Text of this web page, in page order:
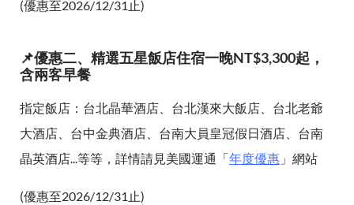
(優惠至2026/12/31止)
📌優惠二、精選五星飯店住宿一晚NT$3,300起，
含兩客早餐
指定飯店：台北晶華酒店、台北漢來大飯店、台北老爺
大酒店、台中金典酒店、台南大員皇冠假日酒店、台南
晶英酒店...等等，詳情請見美國運通「年度優惠 」網站
(優惠至2026/12/31止)